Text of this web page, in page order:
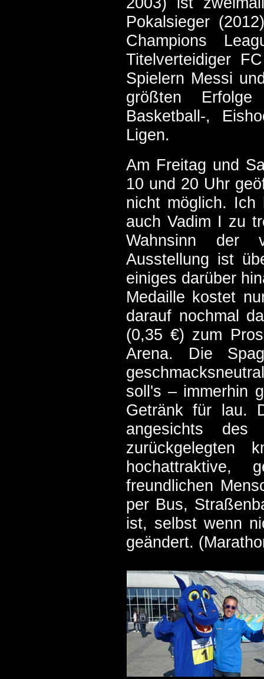
Pokalsieger
Champions
Titelverteidiger
Spielern Messi
größten
Basketball-,
Ligen.
Am Freitag und
10 und 20 Uhr
nicht möglich.
auch Vadim I zu
Wahnsinn der
Ausstellung ist
einiges darüber
Medaille kostet
darauf nochmal
(0,35 €) zum
Arena. Die
soll's – immerhin
Getränk für lau.
angesichts
hochattraktive,
freundlichen
per Bus,
ist, selbst wenn
geändert.